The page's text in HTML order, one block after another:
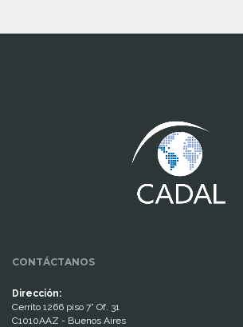
CONTÁCTANOS
Dirección:
Cerrito 1266 piso 7° Of. 31
C1010AAZ - Buenos Aires